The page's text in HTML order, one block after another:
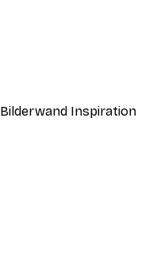
Bilderwand Inspiration